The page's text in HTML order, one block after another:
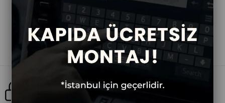
Güvenli Alışveriş